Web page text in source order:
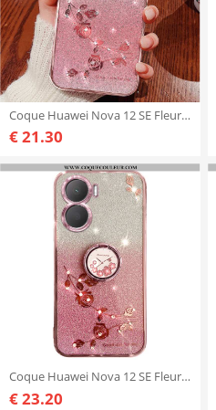
Coque Huawei Nova 12 SE Fleurs et Strass KADEM
€ 21.30
Coque Huawei Nova 12 SE Fleurs et Srass Support KADEM
€ 23.20